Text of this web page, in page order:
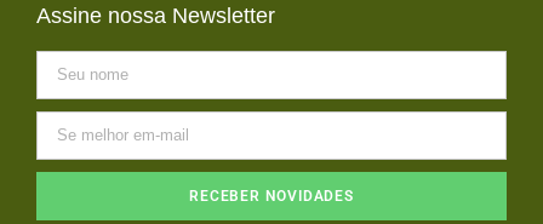
Assine nossa Newsletter
RECEBER NOVIDADES